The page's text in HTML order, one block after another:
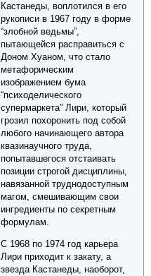
Кастанеды, воплотился в его
рукописи в 1967 году в форме
“злобной ведьмы”,
пытающейся расправиться с
Доном Хуаном, что стало
метафорическим
изображением бума
“психоделического
супермаркета” Лири, который
грозил похоронить под собой
любого начинающего автора
квазинаучного труда,
попытавшегося отстаивать
позиции строгой дисциплины,
навязанной труднодоступным
магом, смешивающим свои
ингредиенты по секретным
формулам.
С 1968 по 1974 год карьера
Лири приходит к закату, а
звезда Кастанеды, наоборот,